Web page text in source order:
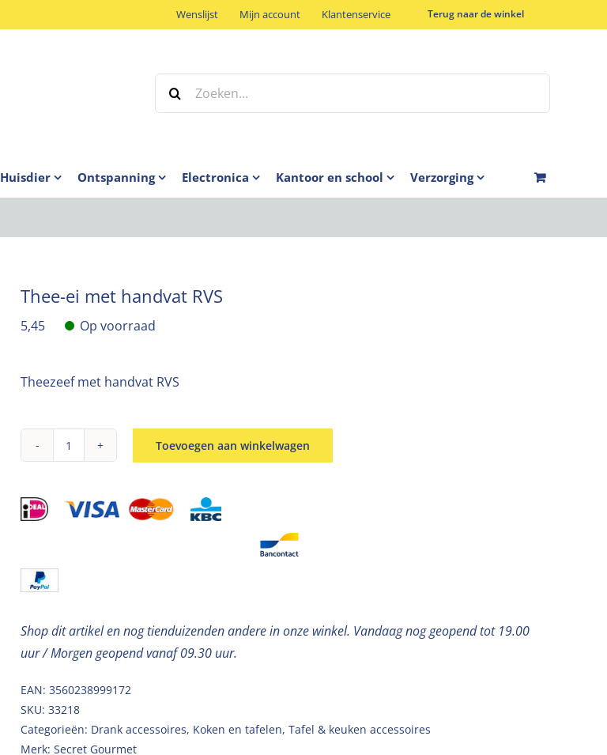
Wenslijst Mijn account Klantenservice Terug naar de winkel
Zoeken
naar:
Huisdier Ontspanning Electronica Kantoor en school Verzorging
Thee-ei met handvat RVS
5,45 Op voorraad
Theezeef met handvat RVS
Thee-
met
handvat
Toevoegen aan winkelwagen
Shop dit artikel en nog tienduizenden andere in onze winkel. Vandaag nog geopend tot 19.00
uur / Morgen geopend vanaf 09.30 uur.
EAN: 3560238999172
SKU: 33218
Categorieën: Drank accessoires, Koken en tafelen, Tafel & keuken accessoires
Merk: Secret Gourmet